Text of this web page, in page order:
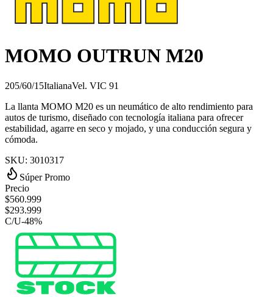
MOMO OUTRUN M20
205/60/15ItalianaVel. VIC 91
La llanta MOMO M20 es un neumático de alto rendimiento para
autos de turismo, diseñado con tecnología italiana para ofrecer
estabilidad, agarre en seco y mojado, y una conducción segura y
cómoda.
SKU: 3010317
Súper Promo
Precio
$560.999
$293.999
C/U-48%